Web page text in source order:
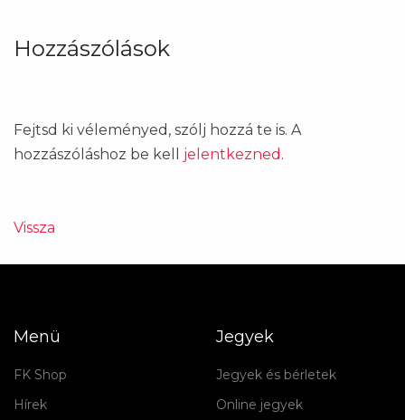
Hozzászólások
Fejtsd ki véleményed, szólj hozzá te is. A
hozzászóláshoz be kell jelentkezned .
Vissza
Menü
FK Shop
Hírek
Jegyek
Jegyek és bérletek
Online jegyek